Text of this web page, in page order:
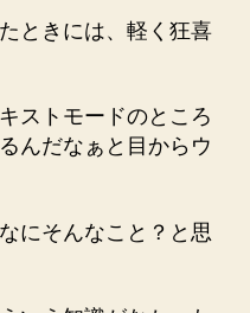
ときには、軽く狂喜
ストモードのところ
んだなぁと目からウ
にそんなこと？と思